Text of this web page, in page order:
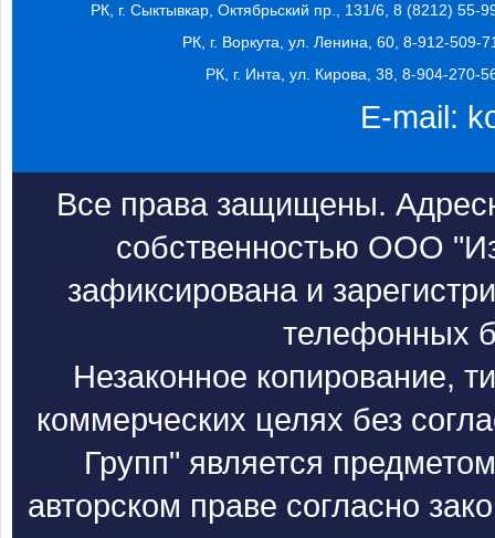
РК, г. Сыктывкар, Октябрьский пр., 131/6, 8 (8212) 55-
РК, г. Воркута, ул. Ленина, 60, 8-912-509-
РК, г. Инта, ул. Кирова, 38, 8-904-270-
E-mail:
Все права защищены.
собственностью ООО
зафиксирована и
телефонных
Незаконное копирование,
коммерческих целях без
Групп" является
авторском праве согласно